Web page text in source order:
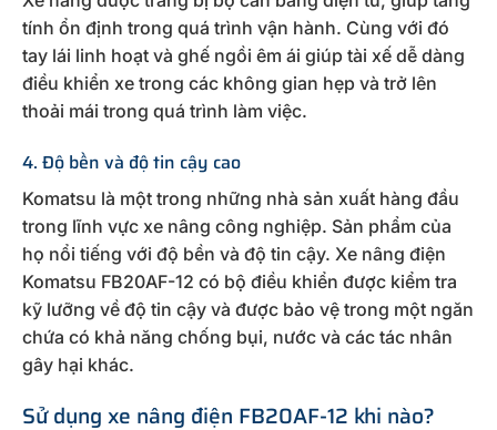
tính ổn định trong quá trình vận hành. Cùng với đó
tay lái linh hoạt và ghế ngồi êm ái giúp tài xế dễ dàng
điều khiển xe trong các không gian hẹp và trở lên
thoải mái trong quá trình làm việc.
4. Độ bền và độ tin cậy cao
Komatsu là một trong những nhà sản xuất hàng đầu
trong lĩnh vực xe nâng công nghiệp. Sản phẩm của
họ nổi tiếng với độ bền và độ tin cậy. Xe nâng điện
Komatsu FB20AF-12 có bộ điều khiển được kiểm tra
kỹ lưỡng về độ tin cậy và được bảo vệ trong một ngăn
chứa có khả năng chống bụi, nước và các tác nhân
gây hại khác.
Sử dụng xe nâng điện FB20AF-12 khi nào?